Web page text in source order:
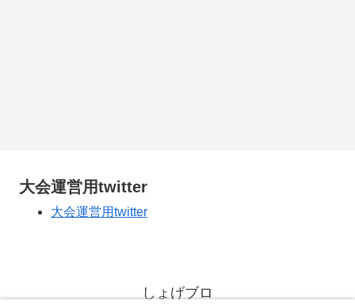
大会運営用twitter
大会運営用twitter
しょげブロ